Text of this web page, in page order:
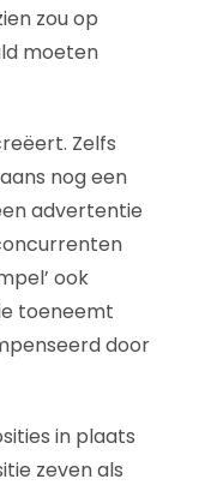
zou op
moeten
Zelfs
nog een
advertentie
ook
toeneemt
door
in plaats
zeven als